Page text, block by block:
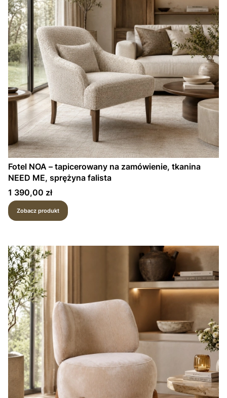
Fotel NOA – tapicerowany na zamówienie, tkanina
NEED ME, sprężyna falista
Cena
1 390,00 zł
Zobacz produkt